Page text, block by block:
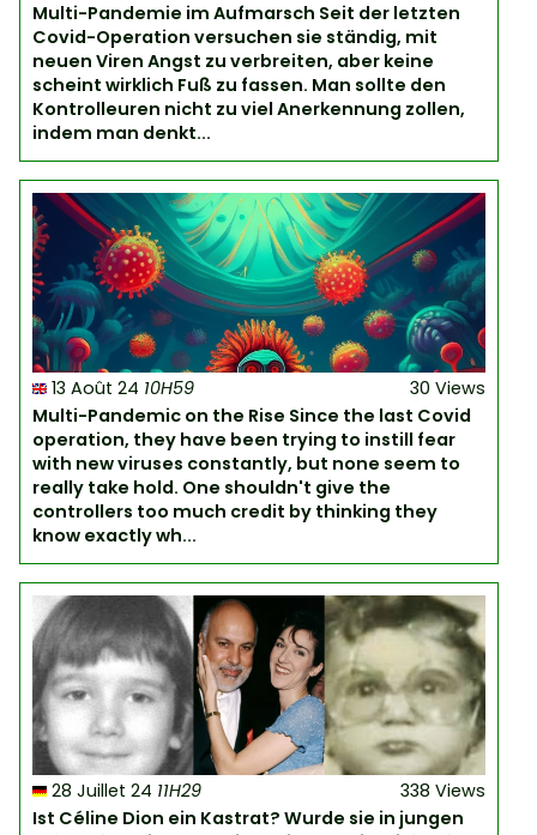
Multi-Pandemie im Aufmarsch Seit der letzten
Covid-Operation versuchen sie ständig, mit
neuen Viren Angst zu verbreiten, aber keine
scheint wirklich Fuß zu fassen. Man sollte den
Kontrolleuren nicht zu viel Anerkennung zollen,
indem man denkt...
30 Views
13 Août 24 10H59
Multi-Pandemic on the Rise Since the last Covid
operation, they have been trying to instill fear
with new viruses constantly, but none seem to
really take hold. One shouldn't give the
controllers too much credit by thinking they
know exactly wh...
338 Views
28 Juillet 24 11H29
Ist Céline Dion ein Kastrat? Wurde sie in jungen